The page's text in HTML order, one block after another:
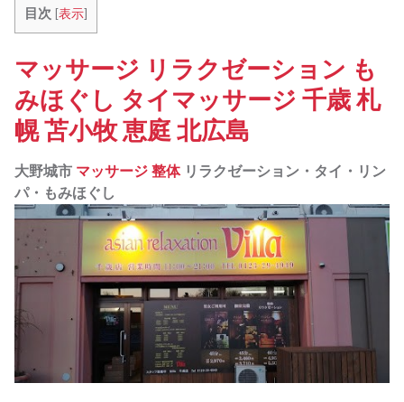
目次 [表示]
マッサージ リラクゼーション も
みほぐし タイマッサージ 千歳 札
幌 苫小牧 恵庭 北広島
大野城市 マッサージ整体リラクゼーション・タイ・リン
パ・もみほぐし